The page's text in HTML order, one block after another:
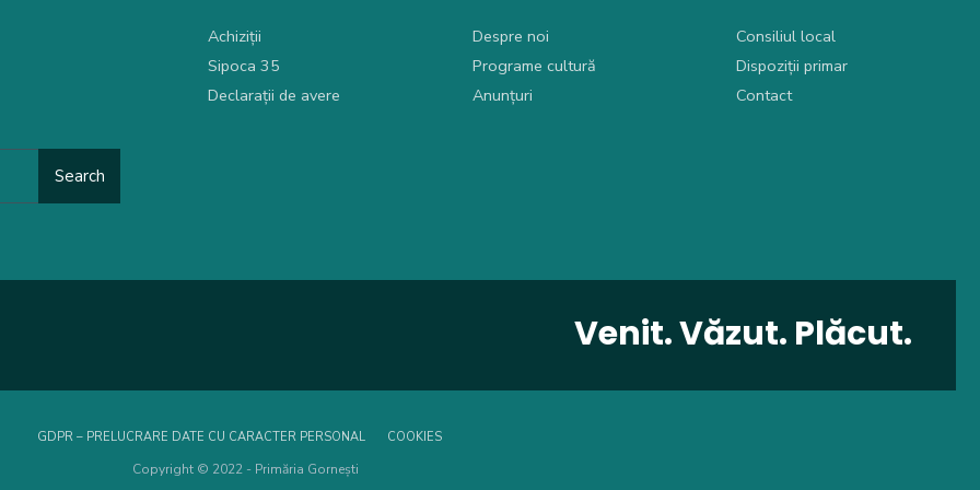
Search
Achiziții
Sipoca 35
Declarații de avere
Despre noi
Programe cultură
Anunțuri
Consiliul local
Dispoziții primar
Contact
Venit. Văzut. Plăcut.
GDPR – PRELUCRARE DATE CU CARACTER PERSONAL COOKIES
Copyright © 2022 - Primăria Gornești